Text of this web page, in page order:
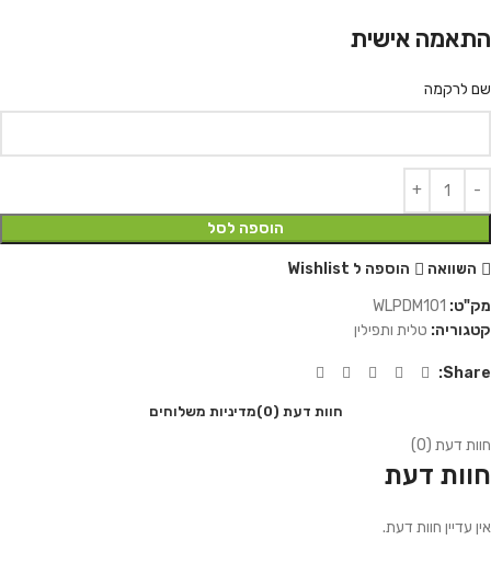
התאמה אישית
שם לרקמה
הוספה לסל
השוואה
הוספה ל Wishlist
מק"ט: WLPDM101
קטגוריה: טלית ותפילין
Share:
חוות דעת (0) מדיניות משלוחים
חוות דעת (0)
חוות דעת
אין עדיין חוות דעת.